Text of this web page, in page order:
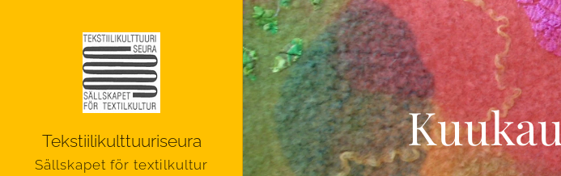
Tekstiilikulttuuriseura
Sällskapet för textilkultur